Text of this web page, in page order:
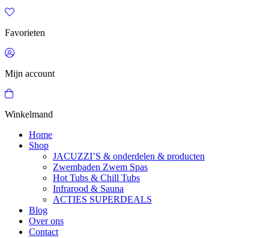
Favorieten
Mijn account
Winkelmand
Home
Shop
JACUZZI’S & onderdelen & producten
Zwembaden Zwem Spas
Hot Tubs & Chill Tubs
Infrarood & Sauna
ACTIES SUPERDEALS
Blog
Over ons
Contact